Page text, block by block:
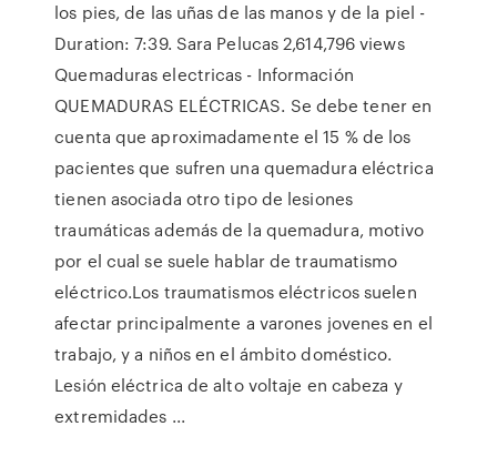
los pies, de las uñas de las manos y de la piel -
Duration: 7:39. Sara Pelucas 2,614,796 views
Quemaduras electricas - Información
QUEMADURAS ELÉCTRICAS. Se debe tener en
cuenta que aproximadamente el 15 % de los
pacientes que sufren una quemadura eléctrica
tienen asociada otro tipo de lesiones
traumáticas además de la quemadura, motivo
por el cual se suele hablar de traumatismo
eléctrico.Los traumatismos eléctricos suelen
afectar principalmente a varones jovenes en el
trabajo, y a niños en el ámbito doméstico.
Lesión eléctrica de alto voltaje en cabeza y
extremidades ...